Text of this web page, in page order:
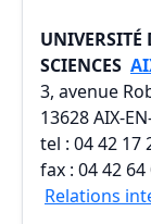
UNIVERSITÉ
SCIENCES
3, avenue
13628 AIX-
tel : 04 42 17
fax : 04 42 64
Relations